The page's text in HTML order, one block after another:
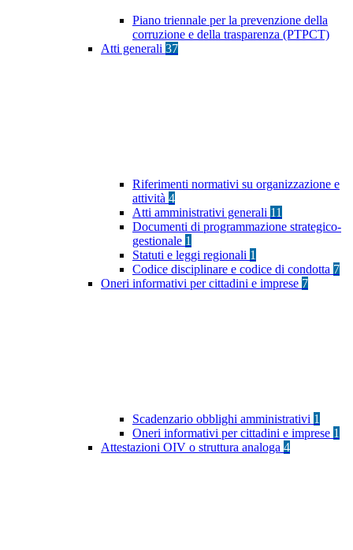
Piano triennale per la prevenzione della
corruzione e della trasparenza (PTPCT)
Atti generali 37
Riferimenti normativi su organizzazione e
attività 4
Atti amministrativi generali 11
Documenti di programmazione strategico-
gestionale 1
Statuti e leggi regionali 1
Codice disciplinare e codice di condotta 7
Oneri informativi per cittadini e imprese 7
Scadenzario obblighi amministrativi 1
Oneri informativi per cittadini e imprese 1
Attestazioni OIV o struttura analoga 4